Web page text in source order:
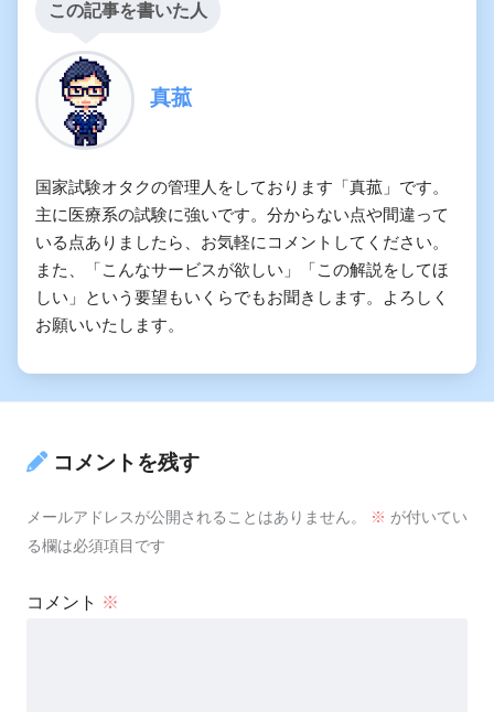
この記事を書いた人
真菰
国家試験オタクの管理人をしております「真菰」です。
主に医療系の試験に強いです。分からない点や間違って
いる点ありましたら、お気軽にコメントしてください。
また、「こんなサービスが欲しい」「この解説をしてほ
しい」という要望もいくらでもお聞きします。よろしく
お願いいたします。
コメントを残す
メールアドレスが公開されることはありません。 ※ が付いてい
る欄は必須項目です
コメント ※